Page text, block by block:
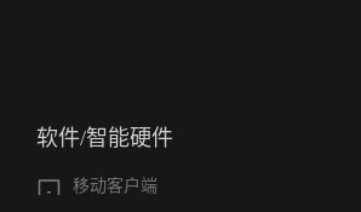
软件/智能硬件
移动客户端